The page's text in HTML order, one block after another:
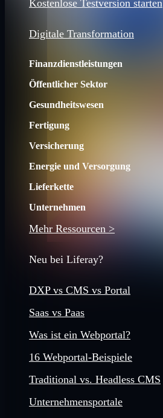
Kostenlose Testversion starten
Digitale Transformation
Finanzdienstleistungen
Öffentlicher Sektor
Gesundheitswesen
Fertigung
Versicherung
Energie und Versorgung
Lieferkette
Unternehmen
Mehr Ressourcen >
Neu bei Liferay?
DXP vs CMS vs Portal
Saas vs Paas
Was ist ein Webportal?
16 Webportal-Beispiele
Traditional vs. Headless CMS
Unternehmensportale